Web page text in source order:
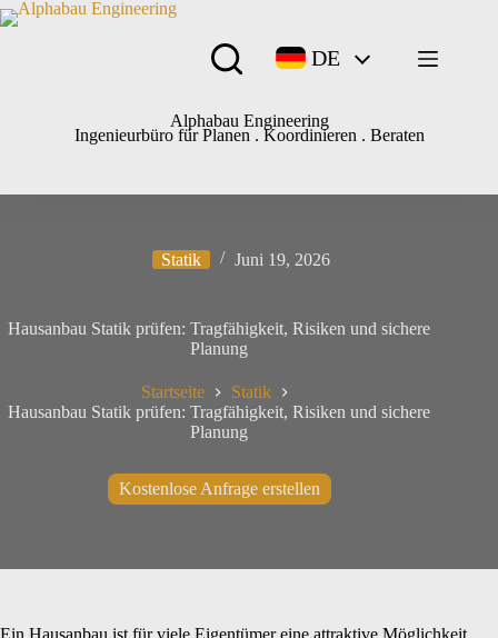
Alphabau Engineering
Ingenieurbüro für Planen . Koordinieren . Beraten
DE
Statik Juni 19, 2026
Hausanbau Statik prüfen: Tragfähigkeit, Risiken und sichere
Planung
Startseite
Statik
Hausanbau Statik prüfen: Tragfähigkeit, Risiken und sichere
Planung
Kostenlose Anfrage erstellen